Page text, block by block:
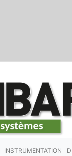
INSTRUMENTATION